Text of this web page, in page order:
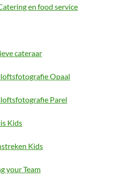
en food service
cateraar
Opaal
Parel
Kids
Kids
your Team